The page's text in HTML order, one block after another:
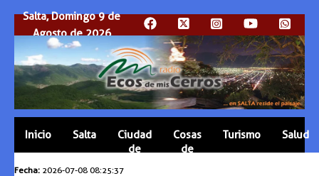
Salta, Domingo 9 de
Agosto de 2026
Inicio Salta
Ciudad
de
Cosas
de
Turismo Salud
Fecha: 2026-07-08 08:25:37